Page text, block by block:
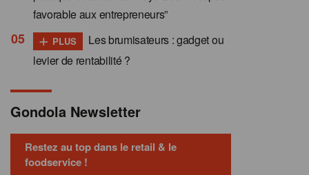
favorable aux entrepreneurs”
+ PLUS
Les brumisateurs : gadget ou
levier de rentabilité ?
Gondola Newsletter
Restez au top dans le retail & le
foodservice !